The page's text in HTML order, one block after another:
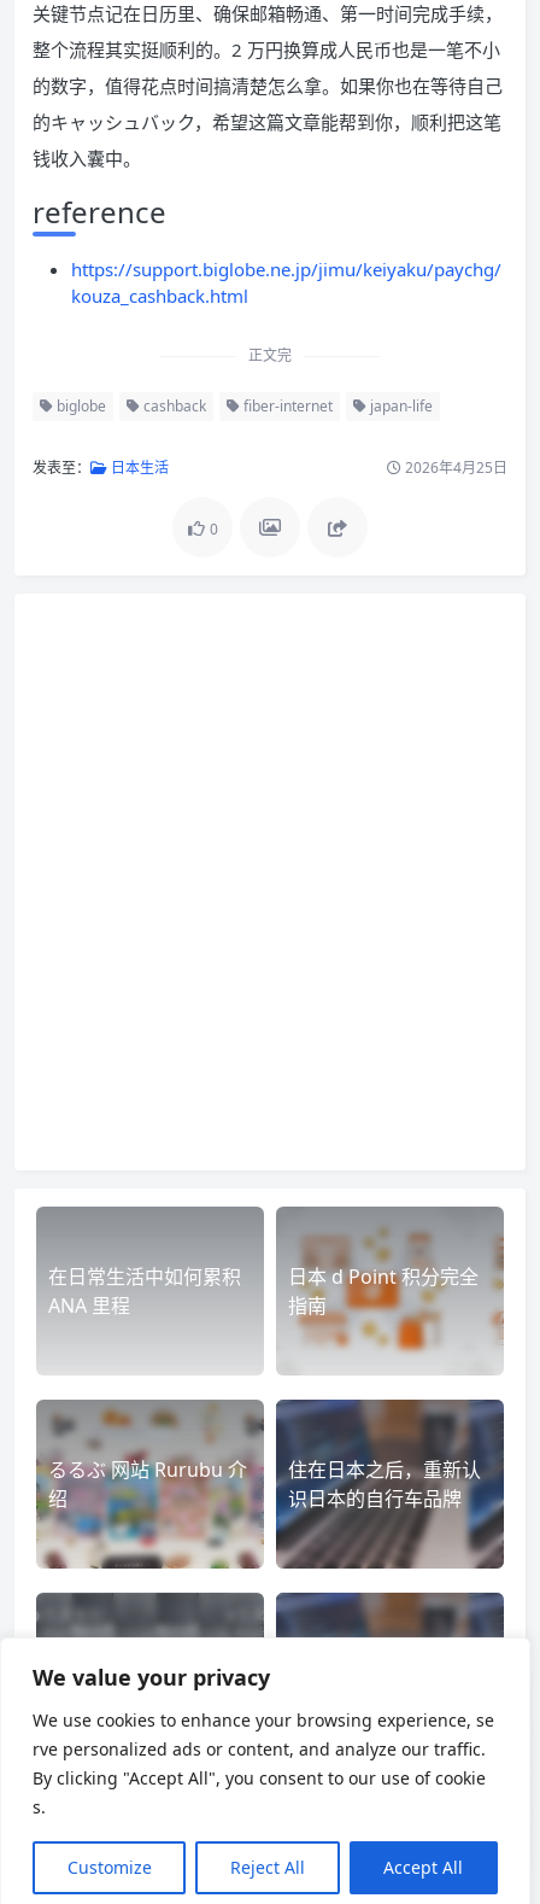
We value your privacy
We use cookies to enhance your browsing experience, se
rve personalized ads or content, and analyze our traffic.
By clicking "Accept All", you consent to our use of cookie
s.
Customize Reject All Accept All
关键节点记在日历里、确保邮箱畅通、第一时间完成手续，
整个流程其实挺顺利的。2 万円换算成人民币也是一笔不小
的数字，值得花点时间搞清楚怎么拿。如果你也在等待自己
的キャッシュバック，希望这篇文章能帮到你，顺利把这笔
钱收入囊中。
reference
https://support.biglobe.ne.jp/jimu/keiyaku/paychg/
kouza_cashback.html
正文完
biglobe cashback fiber-internet japan-life
发表至： 日本生活 2026年4月25日
0
在日常生活中如何累积
ANA 里程
日本 d Point 积分完全
指南
るるぶ 网站 Rurubu 介
绍
住在日本之后，重新认
识日本的自行车品牌
境外 ATM 免费取现银行
卡整理
如何使用和兑换 ANA 里
程 奖励机票 升舱 积分
日语中与信用卡相关的
什么是キャッシュバック特典
领取的前置条件
一步一步领取流程
最后
reference